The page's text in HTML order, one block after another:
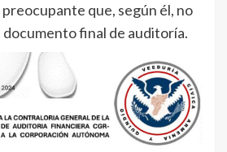
que, según él, no
final de auditoría.